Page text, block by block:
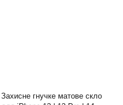
Захисне гнучке матове скло